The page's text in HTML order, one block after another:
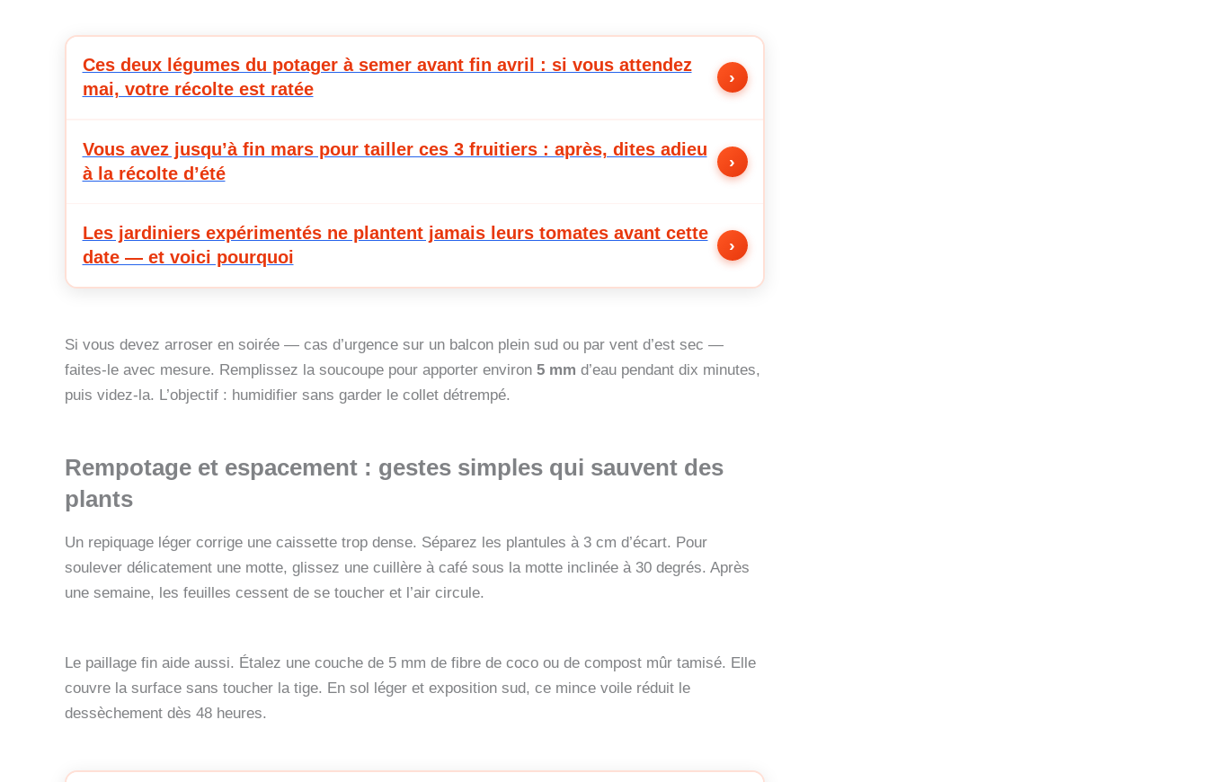
Ces deux légumes du potager à semer avant fin avril : si vous attendez
mai, votre récolte est ratée
›
Vous avez jusqu’à fin mars pour tailler ces 3 fruitiers : après, dites adieu
à la récolte d’été
›
Les jardiniers expérimentés ne plantent jamais leurs tomates avant cette
date — et voici pourquoi
›
Si vous devez arroser en soirée — cas d’urgence sur un balcon plein sud ou par vent d’est sec —
faites-le avec mesure. Remplissez la soucoupe pour apporter environ 5 mm d’eau pendant dix minutes,
puis videz-la. L’objectif : humidifier sans garder le collet détrempé.
Rempotage et espacement : gestes simples qui sauvent des
plants
Un repiquage léger corrige une caissette trop dense. Séparez les plantules à 3 cm d’écart. Pour
soulever délicatement une motte, glissez une cuillère à café sous la motte inclinée à 30 degrés. Après
une semaine, les feuilles cessent de se toucher et l’air circule.
Le paillage fin aide aussi. Étalez une couche de 5 mm de fibre de coco ou de compost mûr tamisé. Elle
couvre la surface sans toucher la tige. En sol léger et exposition sud, ce mince voile réduit le
dessèchement dès 48 heures.